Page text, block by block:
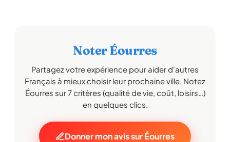
Noter Éourres
Partagez votre expérience pour aider d'autres
Français à mieux choisir leur prochaine ville. Notez
Éourres sur 7 critères (qualité de vie, coût, loisirs…)
en quelques clics.
Donner mon avis sur Éourres